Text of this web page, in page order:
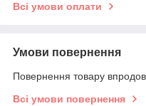
Всі умови оплати
Умови повернення
Повернення товару
Всі умови повернення